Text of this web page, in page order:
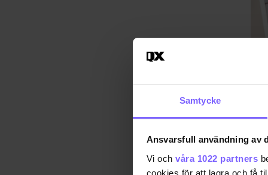
Samtycke
Ansvarsfull användning av
Vi och våra 1022 partners
cookies för att lagra och få